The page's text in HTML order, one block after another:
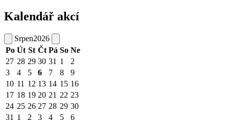
Kalendář akcí
Srpen2026
Po Út St Čt Pá So Ne
27 28 29 30 31 1
2
3
4 5 6 7 8
9
10 11 12 13 14 15 16
17 18 19 20 21 22 23
24 25 26 27 28 29 30
31 1 2 3 4 5 6